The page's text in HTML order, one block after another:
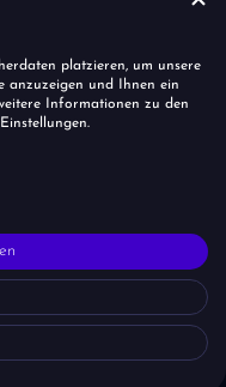
– akzeptiert und
klare Linie bei rechtem
– denn WIR lernen aus
platzieren, um unsere
anzuzeigen und Ihnen ein
Informationen zu den